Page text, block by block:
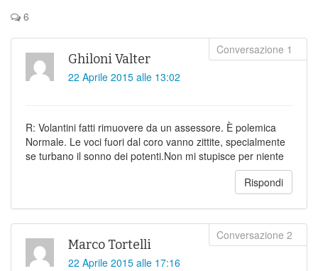
6
Ghiloni Valter
22 Aprile 2015 alle 13:02
R: Volantini fatti rimuovere da un assessore. È polemica
Normale. Le voci fuori dal coro vanno zittite, specialmente
se turbano il sonno dei potenti.Non mi stupisce per niente
Rispondi
Marco Tortelli
22 Aprile 2015 alle 17:16